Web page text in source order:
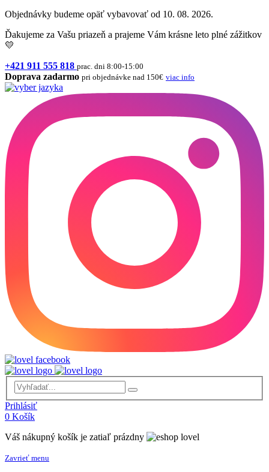
Objednávky budeme opäť vybavovať od 10. 08. 2026.
Ďakujeme za Vašu priazeň a prajeme Vám krásne leto plné zážitkov
💛
+421 911 555 818 prac. dni 8:00-15:00
Doprava zadarmo pri objednávke nad 150€ viac info
Prihlásiť
0 Košík
Váš nákupný košík je zatiaľ prázdny
Zavrieť menu